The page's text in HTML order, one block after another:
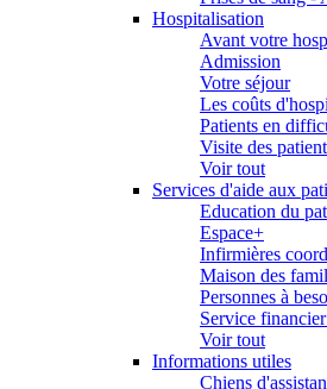
Hospitalisation
Avant votre
Admission
Votre séjour
Les coûts
Patients en
Visite des
Voir tout
Services d'aide aux
Education du
Espace+
Infirmières
Maison des
Personnes à
Service
Voir tout
Informations utiles
Chiens